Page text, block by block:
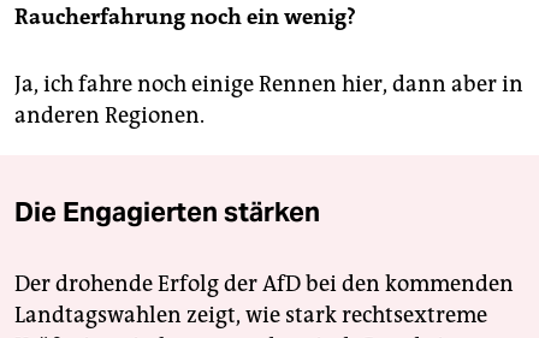
Raucherfahrung noch ein wenig?
Ja, ich fahre noch einige Rennen hier, dann aber in
anderen Regionen.
Die Engagierten stärken
Der drohende Erfolg der AfD bei den kommenden
Landtagswahlen zeigt, wie stark rechtsextreme